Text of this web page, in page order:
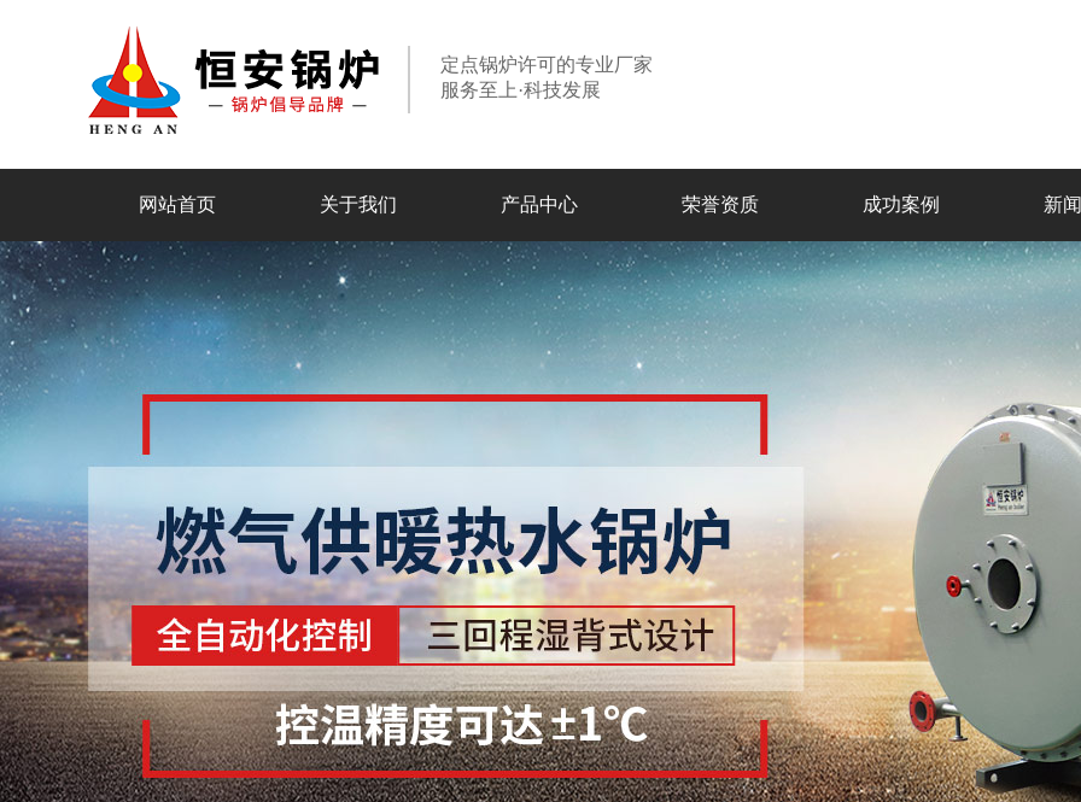
定点锅炉许可的专业厂家
服务至上·科技发展
网站首页 关于我们
走进恒安
产品中心
燃油燃气锅炉
低氮型燃气蒸汽锅炉
WNSL型油气炉
CLSS型立式燃油（气）
燃气热风炉
LSS系列立式燃油(气
LSS贯流锅炉
电加热锅炉
立式电加热热水锅炉
卧式电加热蒸汽锅炉
立式电加热蒸汽锅炉
卧式电加热热水锅炉
燃气有机热载体锅炉
生物质有机热载体炉
YY(Q)W系列燃油(气)
YLW系列有机热载体炉
YGL系列生物质有机热
CDZL
LRF
DZH型
CDZH
荣誉资质 成功案例 新
公
行
常